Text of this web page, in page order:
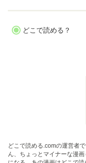
どこで読める？
どこで読める.comの運営者
ん、ちょっとマイナーな漫